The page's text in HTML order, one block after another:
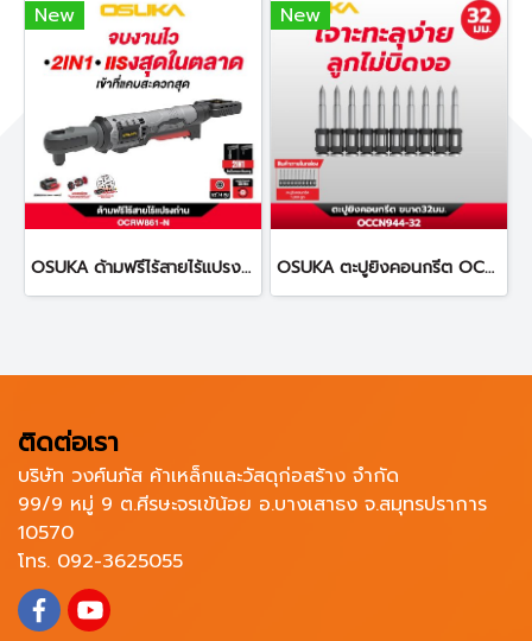
New
OSUKA ด้ามฟรีไร้สายไร้แปรงถ่าน OCRW861
New
OSUKA ตะปูยิงคอนกรีต OCCN944-32 ทนทานต่อการกัดกร่อน
ติดต่อเรา
บริษัท วงศ์นภัส ค้าเหล็กและวัสดุก่อสร้าง จำกัด
99/9 หมู่ 9 ต.ศีรษะจรเข้น้อย อ.บางเสาธง จ.สมุทรปราการ
10570
โทร. 092-3625055